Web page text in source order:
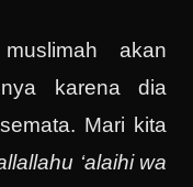
akan
karena dia
Mari kita
‘alaihi wa